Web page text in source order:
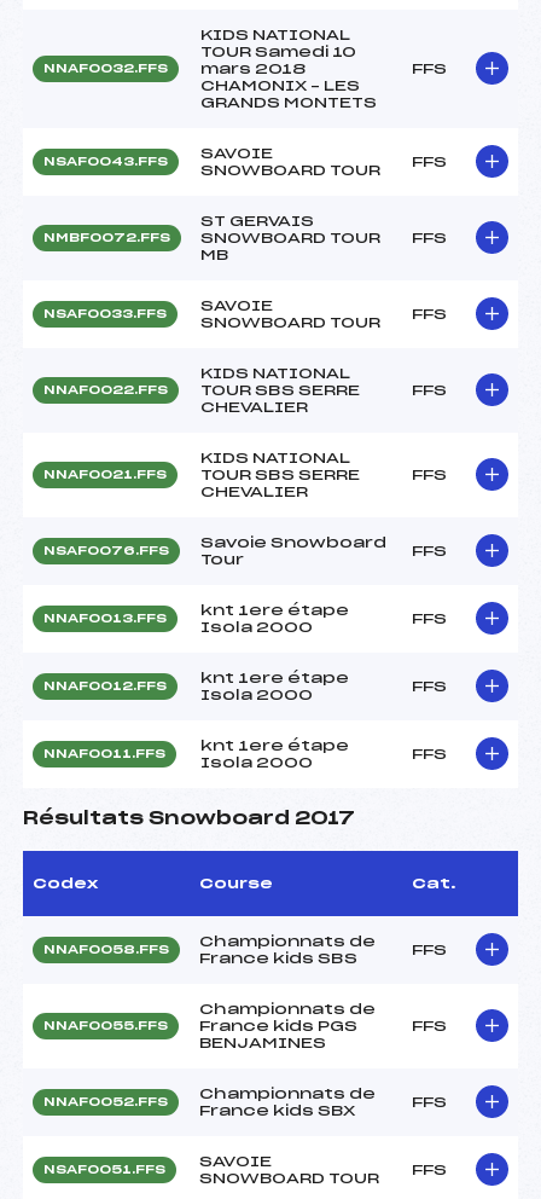
NNAF0032.FFS
KIDS NATIONAL
TOUR Samedi 10
mars 2018
CHAMONIX – LES
GRANDS MONTETS
FFS
NSAF0043.FFS
SAVOIE
SNOWBOARD TOUR
FFS
NMBF0072.FFS
ST GERVAIS
SNOWBOARD TOUR
MB
FFS
NSAF0033.FFS
SAVOIE
SNOWBOARD TOUR
FFS
NNAF0022.FFS
KIDS NATIONAL
TOUR SBS SERRE
CHEVALIER
FFS
NNAF0021.FFS
KIDS NATIONAL
TOUR SBS SERRE
CHEVALIER
FFS
NSAF0076.FFS
Savoie Snowboard
Tour
FFS
NNAF0013.FFS
knt 1ere étape
Isola 2000
FFS
NNAF0012.FFS
knt 1ere étape
Isola 2000
FFS
NNAF0011.FFS
knt 1ere étape
Isola 2000
FFS
Résultats Snowboard 2017
Codex Course Cat.
NNAF0058.FFS
Championnats de
France kids SBS
FFS
NNAF0055.FFS
Championnats de
France kids PGS
BENJAMINES
FFS
NNAF0052.FFS
Championnats de
France kids SBX
FFS
NSAF0051.FFS
SAVOIE
SNOWBOARD TOUR
FFS